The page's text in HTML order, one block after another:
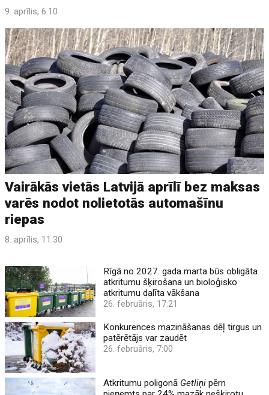
9. aprīlis, 6:10
Vairākās vietās Latvijā aprīlī bez maksas
varēs nodot nolietotās automašīnu
riepas
8. aprīlis, 11:30
Rīgā no 2027. gada marta būs obligāta
atkritumu šķirošana un bioloģisko
atkritumu dalīta vākšana
26. februāris, 17:21
Konkurences mazināšanas dēļ tirgus un
patērētājs var zaudēt
26. februāris, 7:00
Atkritumu poligonā Getliņi pērn